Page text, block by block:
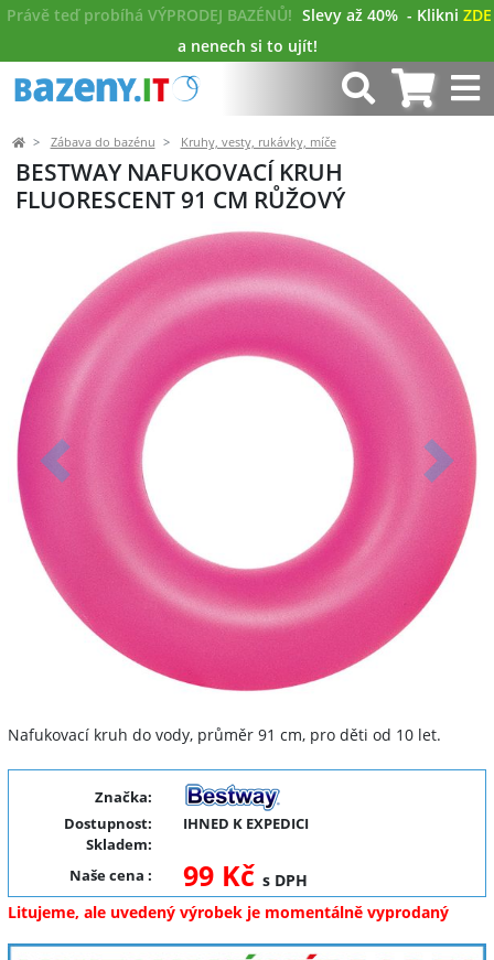
Právě teď probíhá VÝPRODEJ BAZÉNŮ! Slevy až 40% - Klikni ZDE
a nenech si to ujít!
Zábava do bazénu Kruhy, vesty, rukávky, míče
BESTWAY NAFUKOVACÍ KRUH
FLUORESCENT 91 CM RŮŽOVÝ
Předchozí Další
Nafukovací kruh do vody, průměr 91 cm, pro děti od 10 let.
Značka:
Dostupnost:
IHNED K EXPEDICI
Skladem:
Naše cena : 99 Kč s DPH
Litujeme, ale uvedený výrobek je momentálně vyprodaný